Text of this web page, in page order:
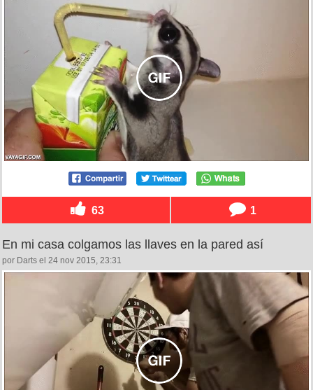
63 1
En mi casa colgamos las llaves en la pared así
por Darts el 24 nov 2015, 23:31